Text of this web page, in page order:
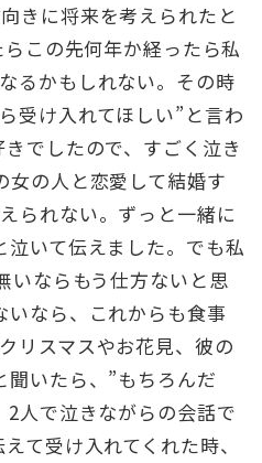
きに将来を考えられたと
この先何年か経ったら私
るかもしれない。その時
受け入れてほしい”と言わ
でしたので、すごく泣き
女の人と恋愛して結婚す
られない。ずっと一緒に
泣いて伝えました。でも私
いならもう仕方ないと思
いなら、これからも食事
リスマスやお花見、彼の
聞いたら、”もちろんだ
2人で泣きながらの会話で
て受け入れてくれた時、